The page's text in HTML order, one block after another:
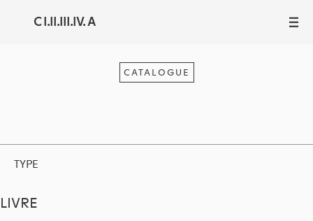
C I.II.III.IV. A III
CATALOGUE
TYPE
LIVRE